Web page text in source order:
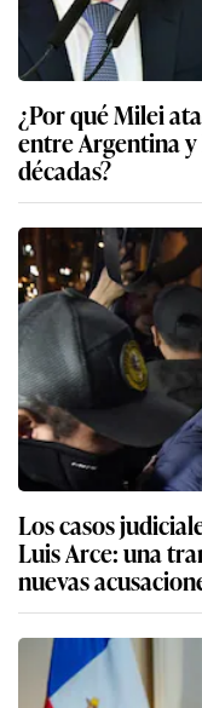
¿Por qué Milei
entre Argentina
décadas?
Los casos
Luis Arce: una
nuevas